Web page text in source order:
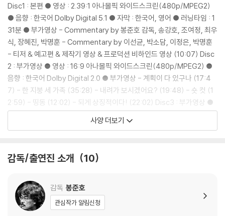
※ 아웃케이스/구성품/포장 상태
1) 제작/배송 과정에서 경미한 아웃케이스 주름, 모서리 눌림 및 갈라짐이
발생할 수 있습니다. 반품을 원하실 경우 미개봉 상태로 문의 부탁드립니
다.
2) 스틸북 케이스 제작 과정에서 기포 혹은 경미한 인쇄 오류가 발생할 수
있습니다.
3) 렌티큘러 스틸북의 경우, 보호필름이 붙어 판매되기도 합니다. 보호필
름 손상에 의한 교환/반품은 불가합니다.
4) 본품 보호를 위해 노란색의 카톤 박스로 재포장한 경우, 카톤박스 손상
에 의한 교환/반품은 불가합니다.
환/반품이 제한될 수 있습니다.
※ 디스크 재생 불량
1) 기기 문제로 인해 발생하는 재생 불량 현상에 대해서는 반품/교환이 불
가하니 최신 소프트웨어로 업데이트된 DVD/BD 전용 기기에서 재생하실
Disc1 : 본편 ● 영상 : 2.39:1 아나몰픽 와이드스크린(480p/MPEG2)
● 음향 : 한국어 Dolby Digital 5.1 ● 자막 : 한국어, 영어 ● 러닝타임 : 1
31분 ● 부가영상 - Commentary by 봉준호 감독, 송강호, 조여정, 최우
식, 장혜진, 박명훈 - Commentary by 이선균, 박소담, 이정은, 박명훈
- 티저 & 예고편 & 제작기 영상 & 프로덕션 비하인드 영상 (10:07) Disc
2 : 부가영상 ● 영상 : 16:9 아나몰픽 와이드스크린(480p/MPEG2) ●
음향 : 한국어 Dolby Digital 2.0 ● 부가영상 - 계획이 다 있구나 (17:4
7) - 한 지붕 세 가족 (35:28) - 내려가 보시겠어요? (19:48) - 숏 컷 (1
2:59) - 띵동 (12:02) - 되게 상징적이다! (22:02) Disc3 : 부가영상 ●
영상 : 16:9 아나몰픽 와이드스크린(480p/MPEG2) ● 음향 : 한국어 D
olby Digital 2.0 ● 부가영상 - 잘 어울리냐고, 여기에 (22:02) - 믿음의
사양 더보기
감독/출연진 소개 10
감독 봉준호
관심작가 알림신청